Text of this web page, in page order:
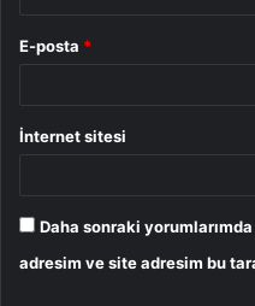
E-posta *
İnternet sitesi
Daha sonraki
adresim ve site adresim bu